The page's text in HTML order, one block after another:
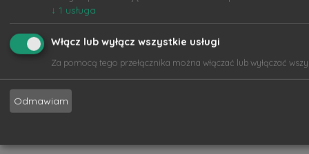
↓ 1 usługa
Włącz lub wyłącz wszystkie usługi
Za pomocą tego przełącznika można włączać lub wyłączać
Odmawiam